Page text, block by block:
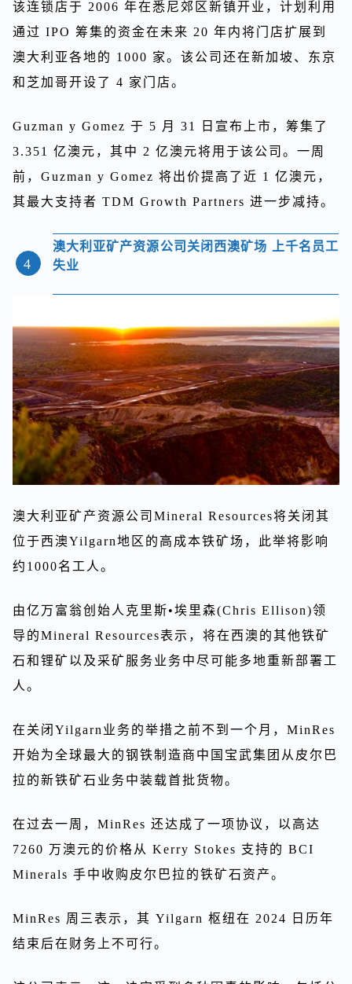
该连锁店于 2006 年在悉尼郊区新镇开业，计划利用
通过 IPO 筹集的资金在未来 20 年内将门店扩展到
澳大利亚各地的 1000 家。该公司还在新加坡、东京
和芝加哥开设了 4 家门店。
Guzman y Gomez 于 5 月 31 日宣布上市，筹集了
3.351 亿澳元，其中 2 亿澳元将用于该公司。一周
前，Guzman y Gomez 将出价提高了近 1 亿澳元，
其最大支持者 TDM Growth Partners 进一步减持。
4
澳大利亚矿产资源公司关闭西澳矿场 上千名员工
失业
澳大利亚矿产资源公司Mineral Resources将关闭其
位于西澳Yilgarn地区的高成本铁矿场，此举将影响
约1000名工人。
由亿万富翁创始人克里斯•埃里森(Chris Ellison)领
导的Mineral Resources表示，将在西澳的其他铁矿
石和锂矿以及采矿服务业务中尽可能多地重新部署工
人。
在关闭Yilgarn业务的举措之前不到一个月，MinRes
开始为全球最大的钢铁制造商中国宝武集团从皮尔巴
拉的新铁矿石业务中装载首批货物。
在过去一周，MinRes 还达成了一项协议，以高达
7260 万澳元的价格从 Kerry Stokes 支持的 BCI
Minerals 手中收购皮尔巴拉的铁矿石资产。
MinRes 周三表示，其 Yilgarn 枢纽在 2024 日历年
结束后在财务上不可行。